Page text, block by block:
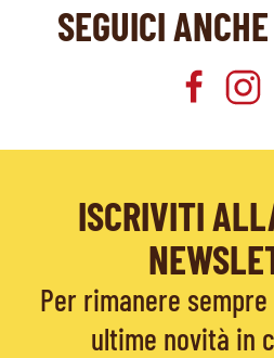
SEGUICI
ISCRIVITI
Per rimanere
ultime novità in